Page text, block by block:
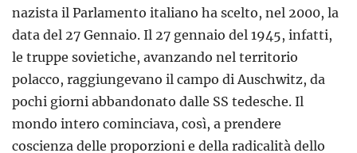
nazista il Parlamento italiano ha scelto, nel 2000, la
data del 27 Gennaio. Il 27 gennaio del 1945, infatti,
le truppe sovietiche, avanzando nel territorio
polacco, raggiungevano il campo di Auschwitz, da
pochi giorni abbandonato dalle SS tedesche. Il
mondo intero cominciava, così, a prendere
coscienza delle proporzioni e della radicalità dello